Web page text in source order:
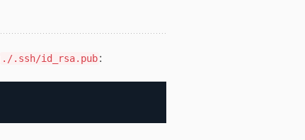
./.ssh/id_rsa.pub: